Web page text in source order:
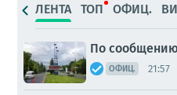
ЛЕНТА ТОП ОФИЦ.
По сообщению
ОФИЦ. 21:57